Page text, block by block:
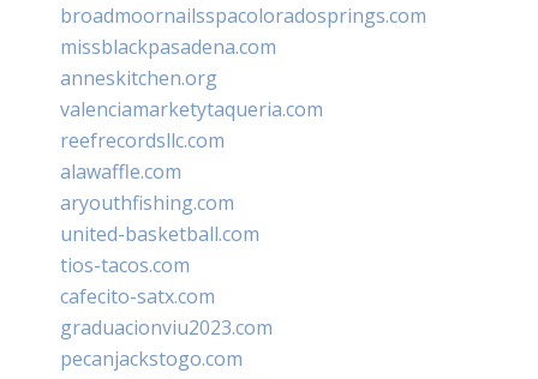
broadmoornailsspacoloradosprings.com
missblackpasadena.com
anneskitchen.org
valenciamarketytaqueria.com
reefrecordsllc.com
alawaffle.com
aryouthfishing.com
united-basketball.com
tios-tacos.com
cafecito-satx.com
graduacionviu2023.com
pecanjackstogo.com